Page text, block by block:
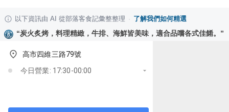
以下資訊由 AI 從部落客食記彙整整理 · 了解我們如何精選
“炭火炙烤，料理精緻，牛排、海鮮皆美味，適合品嚐各式佳餚。 ”
高市四維三路79號
今日營業: 17:30-00:00